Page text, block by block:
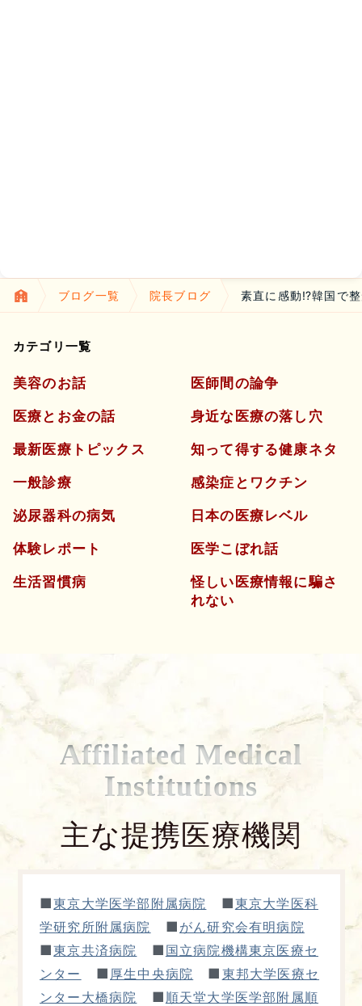
ブログ一覧 院長ブログ 素直に感動⁉韓国で
カテゴリ一覧
美容のお話
医療とお金の話
最新医療トピックス
一般診療
泌尿器科の病気
体験レポート
生活習慣病
医師間の論争
身近な医療の落し穴
知って得する健康ネタ
感染症とワクチン
日本の医療レベル
医学こぼれ話
怪しい医療情報に騙さ
れない
Affiliated Medical
Institutions
主な提携医療機関
■東京大学医学部附属病院 ■東京大学医科
学研究所附属病院
■ がん研究会有明病院
■東京共済病院 ■ 国立病院機構東京医療セ
ンター
■ 厚生中央病院 ■ 東邦大学医療セ
ンター大橋病院
■ 順天堂大学医学部附属順